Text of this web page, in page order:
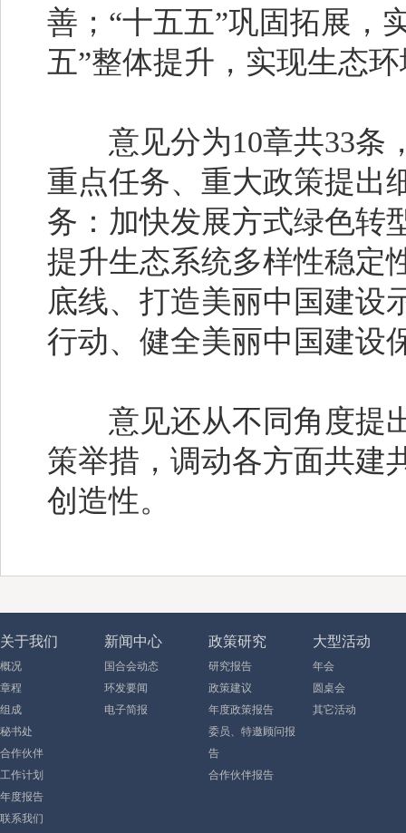
善；“十五五”巩固拓展，
五”整体提升，实现生态
意见分为10章共33条
重点任务、重大政策提出
务：加快发展方式绿色转
提升生态系统多样性稳定
底线、打造美丽中国建设
行动、健全美丽中国
意见还从不同角度提出
策举措，调动各方面共建
创造性。
关于我们
概况
章程
组成
秘书处
合作伙伴
工作计划
年度报告
联系我们
新闻中心
国合会动态
环发要闻
电子简报
政策研究
研究报告
政策建议
年度政策报告
委员、特邀顾问报
告
合作伙伴报告
大型活动
年会
圆桌会
其它活动